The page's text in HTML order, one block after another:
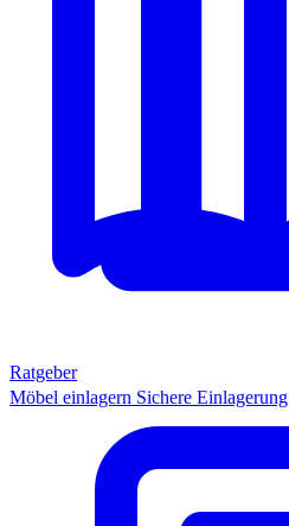
Möbel einlagern Sichere Einlagerung
Ratgeber